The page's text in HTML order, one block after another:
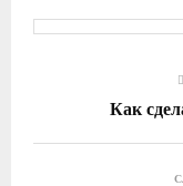
Как